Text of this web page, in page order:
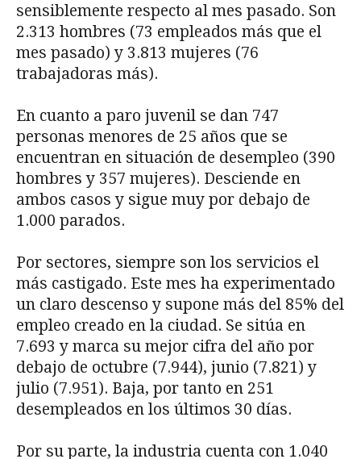
sensiblemente respecto al mes pasado. Son
2.313 hombres (73 empleados más que el
mes pasado) y 3.813 mujeres (76
trabajadoras más).
En cuanto a paro juvenil se dan 747
personas menores de 25 años que se
encuentran en situación de desempleo (390
hombres y 357 mujeres). Desciende en
ambos casos y sigue muy por debajo de
1.000 parados.
Por sectores, siempre son los servicios el
más castigado. Este mes ha experimentado
un claro descenso y supone más del 85% del
empleo creado en la ciudad. Se sitúa en
7.693 y marca su mejor cifra del año por
debajo de octubre (7.944), junio (7.821) y
julio (7.951). Baja, por tanto en 251
desempleados en los últimos 30 días.
Por su parte, la industria cuenta con 1.040